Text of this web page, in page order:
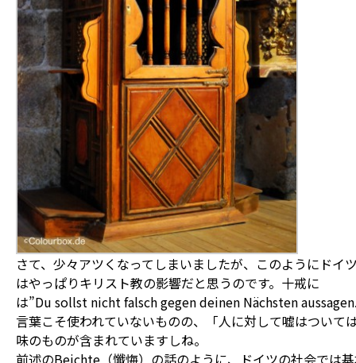
さて、少々アツくなってしまいましたが、このようにドイ
はやっぱりキリスト教の影響だと思うのです。十戒に
は”Du sollst nicht falsch gegen deinen Nächsten
言葉こそ使われていないものの、「人に対して嘘はついて
味のものが含まれていますしね。